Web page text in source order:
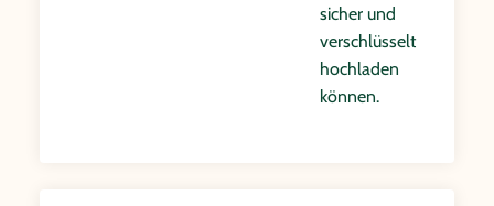
sicher und
verschlüsselt
hochladen
können.